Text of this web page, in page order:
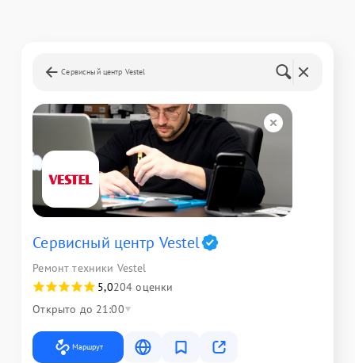
Сервисный центр Vestel
Сервисный центр Vestel
Ремонт техники Vestel
5,0204 оценки
Открыто до 21:00
Маршрут